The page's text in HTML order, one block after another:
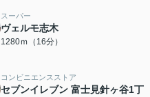
スーパー
ヴェルモ志木
1280ｍ（16分）
コンビニエンスストア
セブンイレブン 富士見針ヶ谷1丁